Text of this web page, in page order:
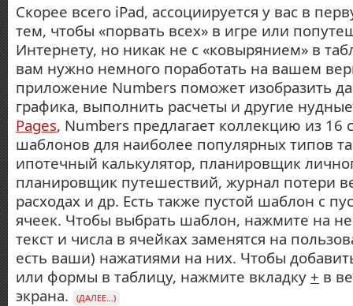
Скорее всего iPad, ассоциируется у вас в
тем, чтобы «порвать всех» в игре или
Интернету, но никак не с «ковырянием» в
вам нужно немного поработать на вашем
приложение Numbers поможет изобразить
графика, выполнить расчеты и другие
Pages, Numbers предлагает коллекцию из 16
шаблонов для наиболее популярных типов
ипотечный калькулятор, планировщик
планировщик путешествий, журнал потери
расходах и др. Есть также пустой шаблон с
ячеек. Чтобы выбрать шаблон, нажмите на
текст и числа в ячейках заменятся на
есть ваши) нажатиями на них. Чтобы
или формы в таблицу, нажмите вкладку + в
экрана.
(ДАЛЕЕ…)